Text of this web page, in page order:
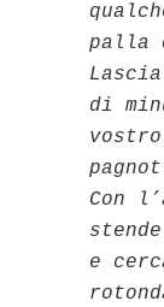
palla
di
Con
e